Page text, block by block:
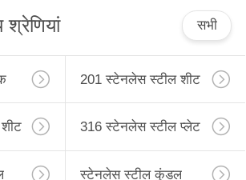
स्टील बार
36
श्रेणियां सभी
201 स्टेनलेस स्टील शीट
316 स्टेनलेस स्टील प्लेट
स्टेनलेस स्टील कुंडल